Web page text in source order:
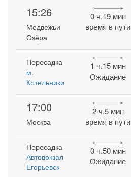
15:26
Медвежьи
Озёра
0 ч.19 мин
время в пути
Пересадка
м.
Котельники
1 ч.15 мин
Ожидание
17:00
Москва
2 ч.5 мин
время в пути
Пересадка
Автовокзал
Егорьевск
0 ч.50 мин
Ожидание